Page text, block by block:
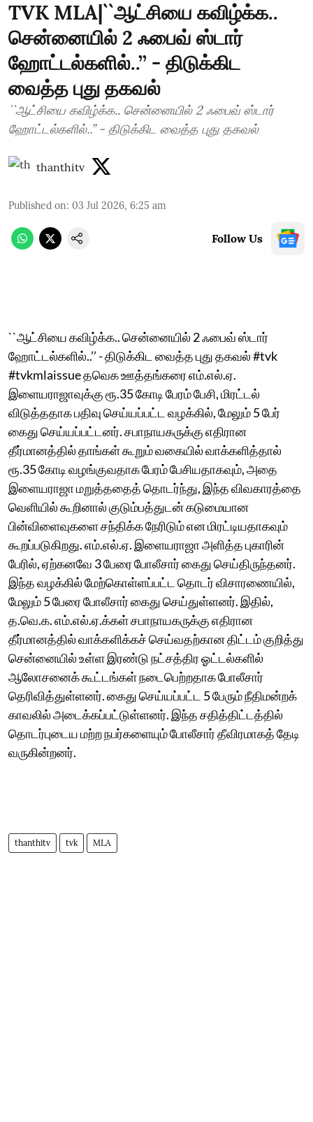
TVK MLA|``ஆட்சியை கவிழ்க்க..
சென்னையில் 2 ஃபைவ் ஸ்டார்
ஹோட்டல்களில்..’’ - திடுக்கிட
வைத்த புது தகவல்
``ஆட்சியை கவிழ்க்க.. சென்னையில் 2 ஃபைவ் ஸ்டார்
ஹோட்டல்களில்..’’ - திடுக்கிட வைத்த புது தகவல்
thanthitv
Published on: 03 Jul 2026, 6:25 am
Follow Us
``ஆட்சியை கவிழ்க்க.. சென்னையில் 2 ஃபைவ் ஸ்டார்
ஹோட்டல்களில்..’’ - திடுக்கிட வைத்த புது தகவல் #tvk
#tvkmlaissue தவெக ஊத்தங்கரை எம்.எல்.ஏ.
இளையராஜாவுக்கு ரூ.35 கோடி பேரம் பேசி, மிரட்டல்
விடுத்ததாக பதிவு செய்யப்பட்ட வழக்கில், மேலும் 5 பேர்
கைது செய்யப்பட்டனர். சபாநாயகருக்கு எதிரான
தீர்மானத்தில் தாங்கள் கூறும் வகையில் வாக்களித்தால்
ரூ.35 கோடி வழங்குவதாக பேரம் பேசியதாகவும், அதை
இளையராஜா மறுத்ததைத் தொடர்ந்து, இந்த விவகாரத்தை
வெளியில் கூறினால் குடும்பத்துடன் கடுமையான
பின்விளைவுகளை சந்திக்க நேரிடும் என மிரட்டியதாகவும்
கூறப்படுகிறது. எம்.எல்.ஏ. இளையராஜா அளித்த புகாரின்
பேரில், ஏற்கனவே 3 பேரை போலீசார் கைது செய்திருந்தனர்.
இந்த வழக்கில் மேற்கொள்ளப்பட்ட தொடர் விசாரணையில்,
மேலும் 5 பேரை போலீசார் கைது செய்துள்ளனர். இதில்,
த.வெ.க. எம்.எல்.ஏ.க்கள் சபாநாயகருக்கு எதிரான
தீர்மானத்தில் வாக்களிக்கச் செய்வதற்கான திட்டம் குறித்து
சென்னையில் உள்ள இரண்டு நட்சத்திர ஓட்டல்களில்
ஆலோசனைக் கூட்டங்கள் நடைபெற்றதாக போலீசார்
தெரிவித்துள்ளனர். கைது செய்யப்பட்ட 5 பேரும் நீதிமன்றக்
காவலில் அடைக்கப்பட்டுள்ளனர். இந்த சதித்திட்டத்தில்
தொடர்புடைய மற்ற நபர்களையும் போலீசார் தீவிரமாகத் தேடி
வருகின்றனர்.
thanthitv tvk MLA